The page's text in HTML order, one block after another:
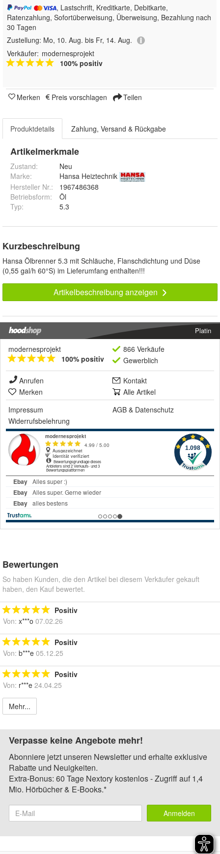
, Lastschrift, Kreditkarte, Debitkarte,
Ratenzahlung, Sofortüberweisung, Überweisung, Bezahlung nach
30 Tagen
Zustellung: Mo, 10. Aug. bis Fr, 14. Aug.
Verkäufer: modernesprojekt
100% positiv
Merken Preis vorschlagen Teilen
Produktdetails Zahlung, Versand & Rückgabe
Artikelmerkmale
Zustand:
Neu
Marke:
Hansa Heiztechnik
Hersteller Nr.:
1967486368
Betriebsform:
Öl
Typ: 5.3
Kurzbeschreibung
Hansa Ölbrenner 5.3 mit Schläuche, Flanschdichtung und Düse
(0,55 gal/h 60°S) im Lieferumfang enthalten!!!
Artikelbeschreibung anzeigen
Platin
modernesprojekt
100% positiv
866 Verkäufe
Gewerblich
Anrufen
Kontakt
Merken
Alle Artikel
Impressum
AGB & Datenschutz
Widerrufsbelehrung
Bewertungen
So haben Kunden, die den Artikel bei diesem Verkäufer gekauft
haben, den Kauf bewertet.
Positiv
Von: x***o 07.02.26
Positiv
Von: b***e 05.12.25
Positiv
Von: r***e 24.04.25
Mehr...
Verpasse keine Angebote mehr!
Abonniere jetzt unseren Newsletter und erhalte exklusive
Rabatte und Neuigkeiten.
Extra-Bonus: 60 Tage Nextory kostenlos - Zugriff auf 1,4
Mio. Hörbücher & E-Books.*
Anmelden